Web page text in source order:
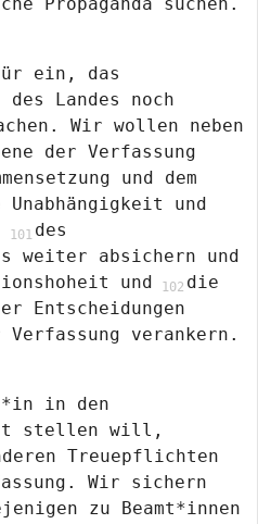
ein, das
Landes noch
Wir wollen neben
der Verfassung
und dem
Unabhängigkeit und
des
weiter absichern und
und
die
Entscheidungen
verankern.
in den
stellen will,
Treuepflichten
Wir sichern
zu Beamt*innen